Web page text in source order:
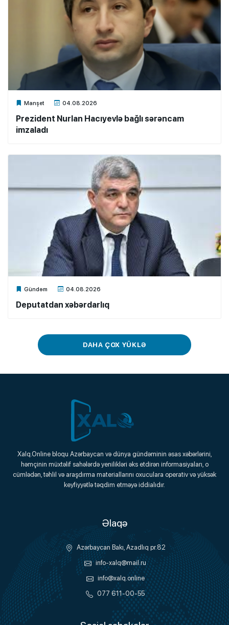
Manşet 04.08.2026
Xalq.Online
Prezident Nurlan Hacıyevlə bağlı sərəncam
imzaladı
Gündəm 04.08.2026
Xalq.Online
Deputatdan xəbərdarlıq
DAHA ÇOX YÜKLƏ
Xalq.Online
Onlayn Platforma
Xalq.Online bloqu Azərbaycan və dünya gündəminin əsas xəbərlərini,
həmçinin müxtəlif sahələrdə yenilikləri əks etdirən informasiyaları, o
cümlədən, təhlil və araşdırma materiallarını oxuculara operativ və yüksək
keyfiyyətlə təqdim etməyə iddialıdır.
Əlaqə
Azərbaycan Bakı, Azadlıq pr.82
info-xalq@mail.ru
info@xalq.online
077 611-00-55